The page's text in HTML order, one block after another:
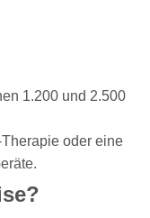
1.200 und 2.500
oder eine